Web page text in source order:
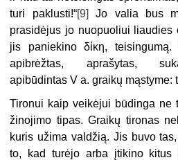
turi paklusti!“[9]
Jo valia bus
prasidėjus jo nuopuoliui liaudies
jis paniekino δίκη,
apibrėžtas, aprašytas,
apibūdintas V a. graikų mąstyme:
Tironui kaip veikėjui būdinga ne
žinojimo tipas. Graikų tironas
kuris užima valdžią. Jis buvo
to, kad turėjo arba įtikino kitus